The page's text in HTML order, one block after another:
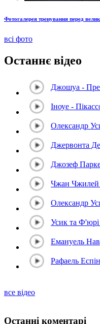
Фотогалерея тренування перед
всі фото
Останнє відео
Джошуа -
Іноуе -
Олександр
Джервонта
Джозеф
Чжан Чжилей
Олександр
Усик та Ф'юрі
Емануель
Рафаель
все відео
Останні коментарі